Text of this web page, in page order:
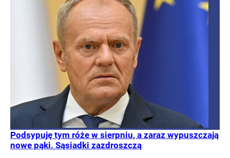
Podsypuję tym róże w sierpniu, a zaraz wypuszczają
nowe pąki. Sąsiadki zazdroszczą